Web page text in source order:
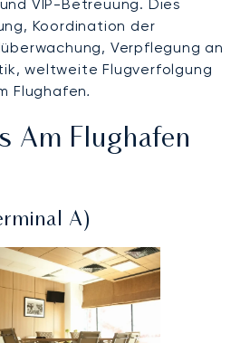
VIP-Betreuung. Dies
Koordination der
Verpflegung an
weltweite Flugverfolgung
Flughafen.
Am Flughafen
A)